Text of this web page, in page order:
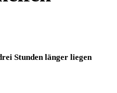
Stunden länger liegen